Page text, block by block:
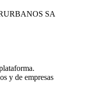
SA
y de empresas